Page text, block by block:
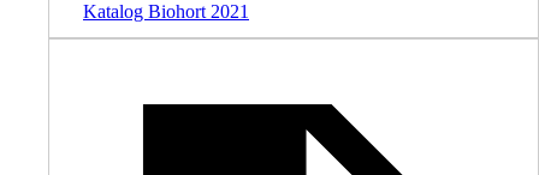
Katalog Biohort 2021